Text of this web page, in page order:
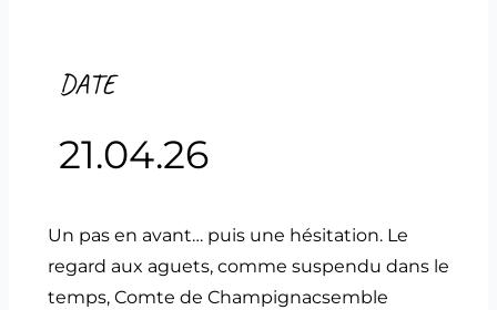
DATE
21.04.26
Un pas en avant… puis une hésitation. Le
regard aux aguets, comme suspendu dans le
temps, Comte de Champignacsemble